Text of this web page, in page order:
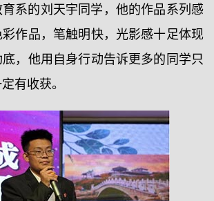
系的刘天宇同学，他的作品系列感
作品，笔触明快，光影感十足体现
，他用自身行动告诉更多的同学只
有收获。